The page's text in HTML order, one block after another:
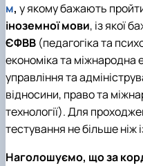
м, у якому бажають
іноземної мови, із якої
ЄФВВ (педагогіка та
економіка та міжнародна
управління та
відносини, право та
технології). Для
тестування не більше
Наголошуємо, що за